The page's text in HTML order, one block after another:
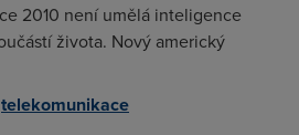
2010 není umělá inteligence
života. Nový americký
telekomunikace